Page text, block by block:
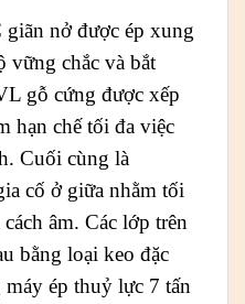
nở được ép xung
vững chắc và bắt
gỗ cứng được xếp
hạn chế tối đa việc
Cuối cùng là
cố ở giữa nhằm tối
âm. Các lớp trên
bằng loại keo đặc
ép thuỷ lực 7 tấn